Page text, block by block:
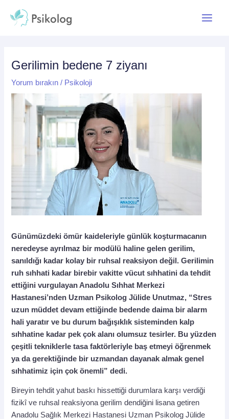
atla
Gerilimin bedene 7 ziyanı
Yorum bırakın / Psikoloji
Günümüzdeki ömür kaideleriyle günlük koşturmacanın
neredeyse ayrılmaz bir modülü haline gelen gerilim,
sanıldığı kadar kolay bir ruhsal reaksiyon değil. Gerilimin
ruh sıhhati kadar birebir vakitte vücut sıhhatini da tehdit
ettiğini vurgulayan Anadolu Sıhhat Merkezi
Hastanesi’nden Uzman Psikolog Jülide Unutmaz, “Stres
uzun müddet devam ettiğinde bedende daima bir alarm
hali yaratır ve bu durum bağışıklık sisteminden kalp
sıhhatine kadar pek çok alanı olumsuz tesirler. Bu yüzden
çeşitli tekniklerle tasa faktörleriyle baş etmeyi öğrenmek
ya da gerektiğinde bir uzmandan dayanak almak genel
sıhhatimiz için çok önemli” dedi.
Bireyin tehdit yahut baskı hissettiği durumlara karşı verdiği
fizikî ve ruhsal reaksiyona gerilim dendiğini lisana getiren
Anadolu Sağlık Merkezi Hastanesi Uzman Psikolog Jülide
dolaşımı